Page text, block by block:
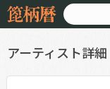
アーティスト詳細